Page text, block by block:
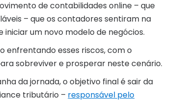
de contabilidades online – que
– que os contadores sentiram na
um novo modelo de negócios.
enfrentando esses riscos, com o
sobreviver e prosperar neste cenário.
da jornada, o objetivo final é sair da
tributário – responsável pelo